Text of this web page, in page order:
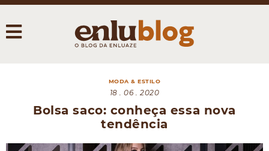
MODA & ESTILO
18 . 06 . 2020
Bolsa saco: conheça essa nova
tendência